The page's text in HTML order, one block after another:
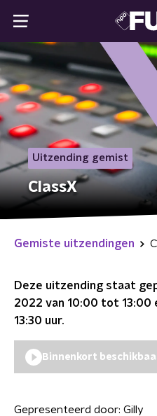
Uitzending gemist
ClassX
Gemiste uitzendingen
Deze uitzending staat
2022 van 10:00 tot 13:00
13:30 uur.
Binnenkort
Gepresenteerd door: Gilly